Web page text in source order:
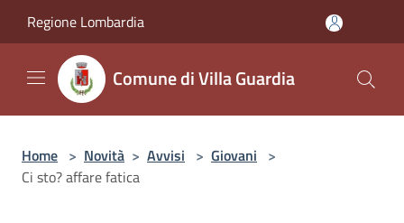
Regione Lombardia
Comune di Villa Guardia
Home > Novità > Avvisi > Giovani >
Ci sto? affare fatica